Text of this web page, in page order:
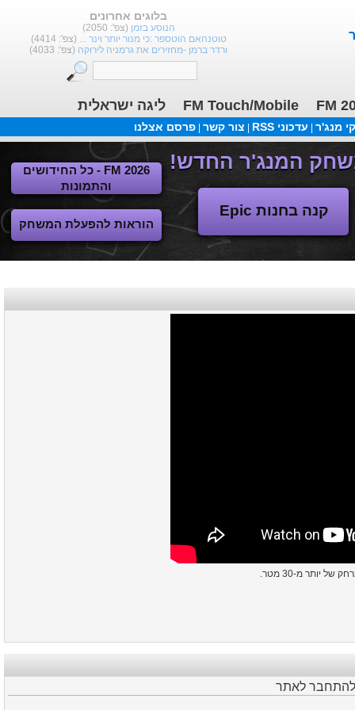
בלוגים אחרונים
הנוסע בזמן (צפ': 2050)
טוטנהאם הוטספר :כי מנור יותר וינר ... (צפ': 4414)
ורדר ברמן -מחזירים את גרמניה לירוקה (צפ': 4033)
FM
FM Touch/Mobile ליגה ישראלית
מנג'ר עדכוני RSS צור קשר פרסם אצלנו
קנה בחנות Epic
FM 2026 - כל החידושים
והתמונות
הוראות להפעלת המשחק
יותר מ-30 מטר.
להתחבר לאתר